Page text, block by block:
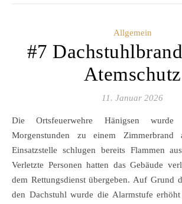
Allgemein
#7
Atemschutz
11. Januar 2026
Die Ortsfeuerwehre Hänigsen wurde in den frühen
Morgenstunden zu einem
Einsatzstelle schlugen bereits Flammen
Verletzte Personen hatten das Gebäude
dem Rettungsdienst übergeben. Auf Grund
den Dachstuhl wurde die Alarmstufe